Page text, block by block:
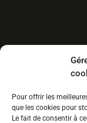
Pour offrir les
que les cookies pour
Le fait de consentir à
17